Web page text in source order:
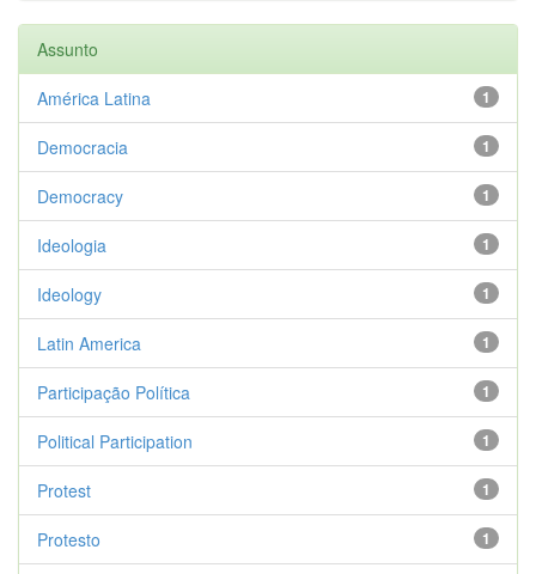
Assunto
1
América Latina
1
Democracia
1
Democracy
1
Ideologia
1
Ideology
1
Latin America
1
Participação Política
1
Political Participation
1
Protest
1
Protesto